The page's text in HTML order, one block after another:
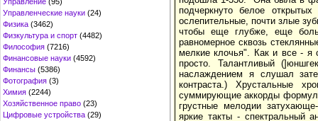
Управленческие науки (24)
Физика (3462)
Физкультура и спорт (4482)
Философия (7216)
Финансовые науки (4592)
Финансы (5386)
Фотография (3)
Химия (2244)
Хозяйственное право (23)
Цифровые устройства (29)
подчеркнуто белое
ослепительные, почти злые
чтобы еще глубже, еще
равномерное сквозь
мелкие клочья". Как и все - я
просто. Талантливый
наслаждением я слушал
контраста.) Хрустальные
суммирующие аккорды формул
грустные мелодии
яркие такты - спектральный